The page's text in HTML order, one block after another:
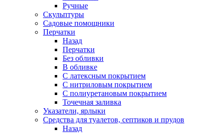
Ручные
Скульптуры
Садовые помощники
Перчатки
Назад
Перчатки
Без обливки
В обливке
С латексным покрытием
С нитриловым покрытием
С полиуретановым покрытием
Точечная заливка
Указатели, ярлыки
Средства для туалетов, септиков и прудов
Назад